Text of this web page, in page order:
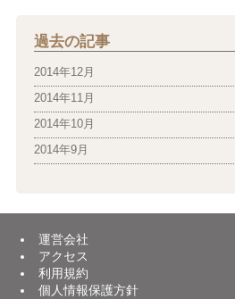
過去の記事
2014年12月
2014年11月
2014年10月
2014年9月
運営会社
アクセス
利用規約
個人情報保護方針